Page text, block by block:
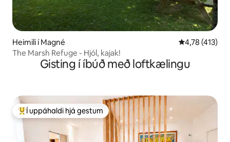
Heimili í Magné 4,78 af 5 í
4,78 (413)
The Marsh Refuge - Hjól, kajak!
Gisting í íbúð með loftkælingu
Í mestu uppáhaldi hjá gestum
Í uppáhaldi hjá gestum